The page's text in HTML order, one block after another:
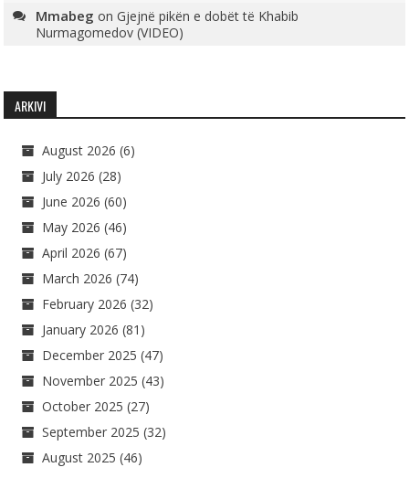
Mmabeg onGjejnë pikën e dobët të Khabib
Nurmagomedov (VIDEO)
ARKIVI
August 2026 (6)
July 2026 (28)
June 2026 (60)
May 2026 (46)
April 2026 (67)
March 2026 (74)
February 2026 (32)
January 2026 (81)
December 2025 (47)
November 2025 (43)
October 2025 (27)
September 2025 (32)
August 2025 (46)